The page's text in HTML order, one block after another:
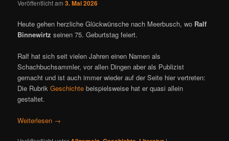
Veröffentlicht am3. Mai 2026
Heute gehen herzliche Glückwünsche nach Meerbusch, wo Ralf
Binnewirtz seinen 75. Geburtstag feiert.
Ralf hat sich seit vielen Jahren einen Namen als
Schachbuchsammler, vor allen Dingen aber als Publizist
gemacht und ist auch immer wieder auf der Seite hier vertreten:
Die RubrikGeschichte beispielsweise hat er quasi allein
gestaltet.
Weiterlesen →